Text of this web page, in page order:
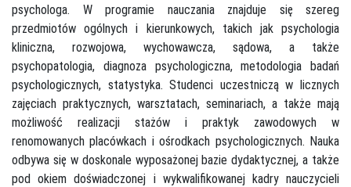
psychologa. W programie nauczania znajduje się szereg
przedmiotów ogólnych i kierunkowych, takich jak psychologia
kliniczna, rozwojowa, wychowawcza, sądowa, a także
psychopatologia, diagnoza psychologiczna, metodologia badań
psychologicznych, statystyka. Studenci uczestniczą w licznych
zajęciach praktycznych, warsztatach, seminariach, a także mają
możliwość realizacji stażów i praktyk zawodowych w
renomowanych placówkach i ośrodkach psychologicznych. Nauka
odbywa się w doskonale wyposażonej bazie dydaktycznej, a także
pod okiem doświadczonej i wykwalifikowanej kadry nauczycieli